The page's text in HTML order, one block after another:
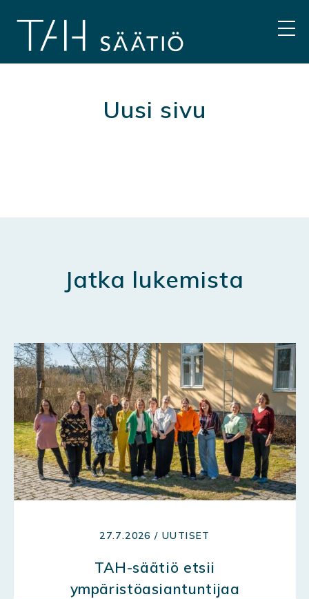
sisältöön
Uusi sivu
Jatka lukemista
27.7.2026 / UUTISET
TAH-säätiö etsii
ympäristöasiantuntijaa